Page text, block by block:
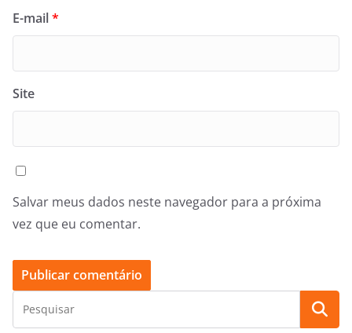
E-mail*
Site
Salvar meus dados neste navegador para a próxima
vez que eu comentar.